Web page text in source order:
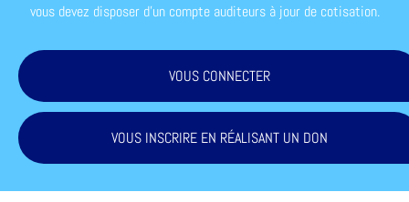
vous devez disposer d'un compte auditeurs à jour de cotisation.
VOUS CONNECTER
VOUS INSCRIRE EN RÉALISANT UN DON